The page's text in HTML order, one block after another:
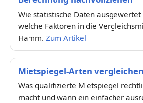
Wie statistische Daten
welche Faktoren in die
Hamm. Zum Artikel
Mietspiegel-Arten vergleichen
Was qualifizierte Mietspiegel
macht und wann ein einfacher